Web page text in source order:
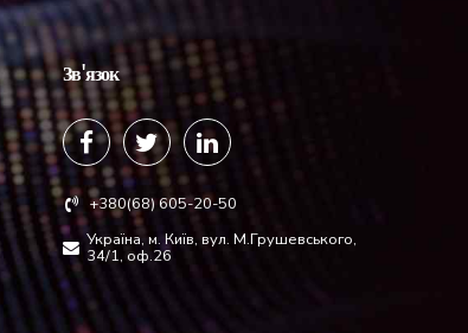
Зв'язок
+380(68) 605-20-50
Україна, м. Київ, вул. М.Грушевського,
34/1, оф.26